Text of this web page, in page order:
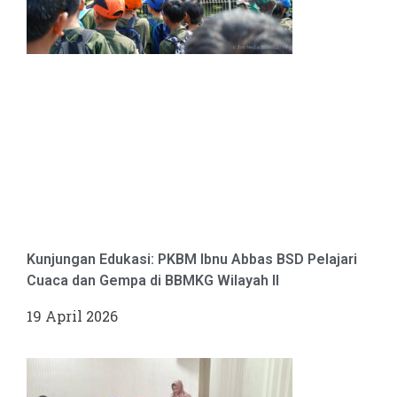
Kunjungan Edukasi: PKBM Ibnu Abbas BSD Pelajari
Cuaca dan Gempa di BBMKG Wilayah II
19 April 2026